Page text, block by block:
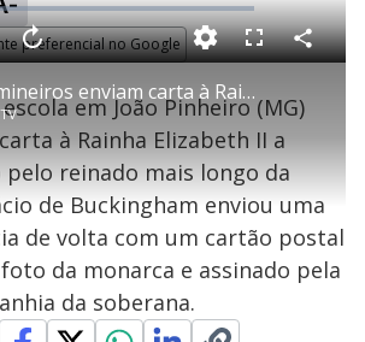
preferencial no Google
P
l
a
y
Alunos mineiros enviam carta à Rainha Elizabeth II e recebem resposta real
A
n
ç
a
1
s
e
u
n
o
s
F
s
c
r
n
C
o
a
r
em João Pinheiro (MG)
à Rainha Elizabeth II a
reinado mais longo da
de Buckingham enviou uma
de volta com um cartão postal
da monarca e assinado pela
da soberana.